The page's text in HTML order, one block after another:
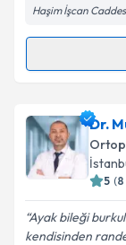
Haşim İşcan
Doç. Dr.
oluşturun.
takvim
Dr.
5 (8
Ayak bileği
kendisinden